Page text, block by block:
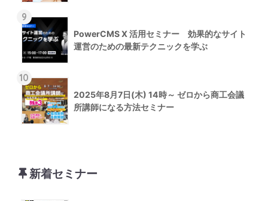
9
PowerCMS X 活用セミナー 効果的なサイト
運営のための最新テクニックを学ぶ
10
2025年8月7日(木) 14時～ ゼロから商工会議
所講師になる方法セミナー
新着セミナー